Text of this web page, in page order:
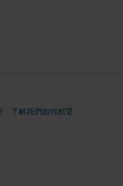
了解我們如何精選